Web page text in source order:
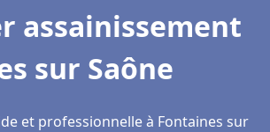
assainissement
sur Saône
et professionnelle à Fontaines sur